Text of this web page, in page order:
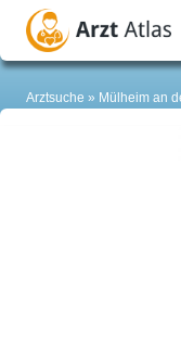
Arztsuche Mülheim an